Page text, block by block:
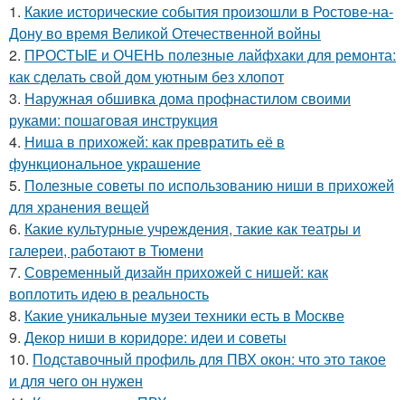
1. Какие исторические события произошли в Ростове-на-
Дону во время Великой Отечественной войны
2. ПРОСТЫЕ и ОЧЕНЬ полезные лайфхаки для ремонта:
как сделать свой дом уютным без хлопот
3. Наружная обшивка дома профнастилом своими
руками: пошаговая инструкция
4. Ниша в прихожей: как превратить её в
функциональное украшение
5. Полезные советы по использованию ниши в прихожей
для хранения вещей
6. Какие культурные учреждения, такие как театры и
галереи, работают в Тюмени
7. Современный дизайн прихожей с нишей: как
воплотить идею в реальность
8. Какие уникальные музеи техники есть в Москве
9. Декор ниши в коридоре: идеи и советы
10. Подставочный профиль для ПВХ окон: что это такое
и для чего он нужен